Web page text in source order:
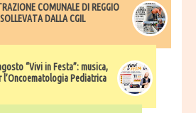
COMUNALE DI REGGIO
DALLA CGIL
“Vivi in Festa”: musica,
Pediatrica